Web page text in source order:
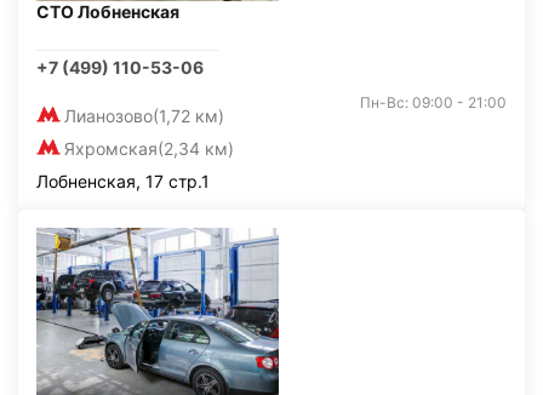
СТО Лобненская
+7 (499) 110-53-06
Лианозово(1,72 км)
Яхромская(2,34 км)
Пн-Вс: 09:00 - 21:00
Лобненская, 17 стр.1